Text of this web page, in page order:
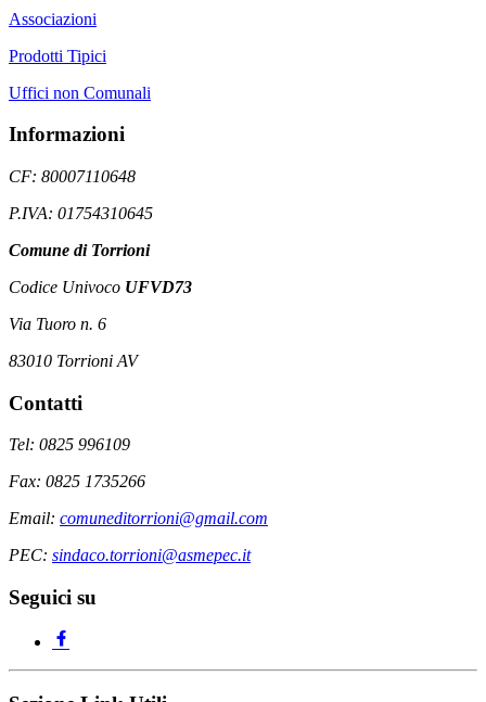
Associazioni
Prodotti Tipici
Uffici non Comunali
Informazioni
CF: 80007110648
P.IVA: 01754310645
Comune di Torrioni
Codice Univoco UFVD73
Via Tuoro n. 6
83010 Torrioni AV
Contatti
Tel: 0825 996109
Fax: 0825 1735266
Email: comuneditorrioni@gmail.com
PEC: sindaco.torrioni@asmepec.it
Seguici su